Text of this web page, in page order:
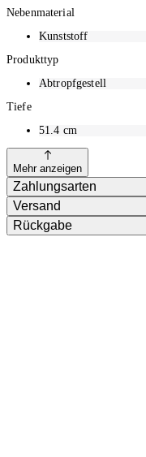
Nebenmaterial
Kunststoff
Produkttyp
Abtropfgestell
Tiefe
51.4 cm
Mehr anzeigen
Zahlungsarten
Versand
Rückgabe